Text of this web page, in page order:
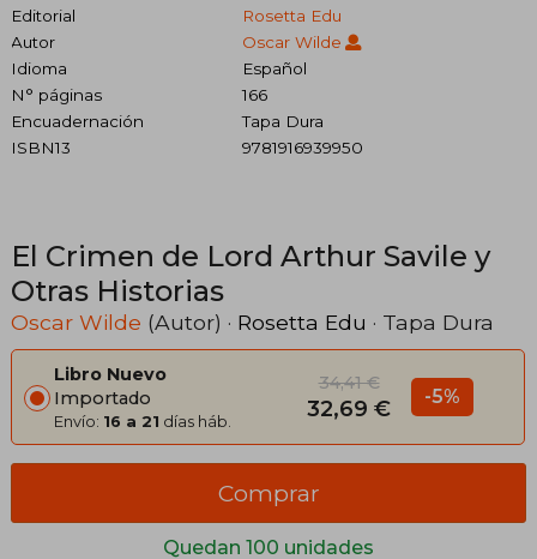
Editorial
Rosetta Edu
Autor
Oscar Wilde
Idioma
Español
N° páginas
166
Encuadernación
Tapa Dura
ISBN13
9781916939950
El Crimen de Lord Arthur Savile y
Otras Historias
Oscar Wilde (Autor) · Rosetta Edu · Tapa Dura
Libro Nuevo
Importado
Envío: 16 a 21 días háb.
34,41 €
32,69 € -5%
Quedan 100 unidades
Comprar